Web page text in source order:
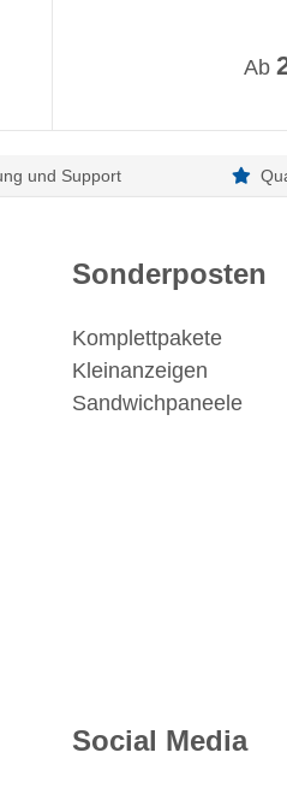
Ab
und Support
Sonderposten
Komplettpakete
Kleinanzeigen
Sandwichpaneele
Social Media